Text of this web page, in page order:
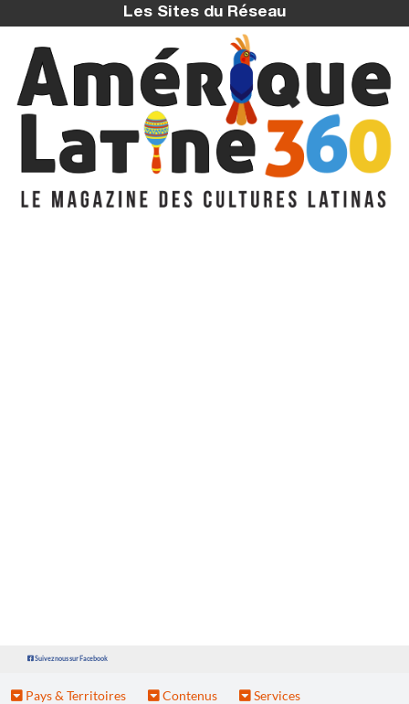
Les Sites du Réseau
Suivez nous sur Facebook
Pays & Territoires Contenus Services